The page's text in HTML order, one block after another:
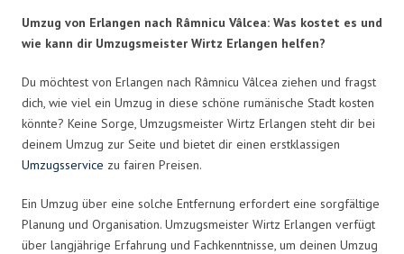
Umzug von Erlangen nach Râmnicu Vâlcea: Was kostet es und
wie kann dir Umzugsmeister Wirtz Erlangen helfen?
Du möchtest von Erlangen nach Râmnicu Vâlcea ziehen und fragst
dich, wie viel ein Umzug in diese schöne rumänische Stadt kosten
könnte? Keine Sorge, Umzugsmeister Wirtz Erlangen steht dir bei
deinem Umzug zur Seite und bietet dir einen erstklassigen
Umzugsservice zu fairen Preisen.
Ein Umzug über eine solche Entfernung erfordert eine sorgfältige
Planung und Organisation. Umzugsmeister Wirtz Erlangen verfügt
über langjährige Erfahrung und Fachkenntnisse, um deinen Umzug